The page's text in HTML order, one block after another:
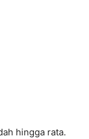
hingga rata.